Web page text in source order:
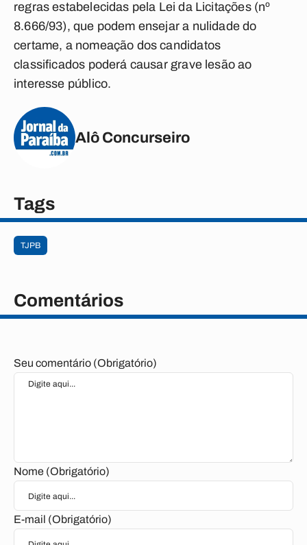
regras estabelecidas pela Lei da Licitações (nº
8.666/93), que podem ensejar a nulidade do
certame, a nomeação dos candidatos
classificados poderá causar grave lesão ao
interesse público.
Alô Concurseiro
Tags
TJPB
Comentários
Seu comentário (Obrigatório)
Nome (Obrigatório)
E-mail (Obrigatório)